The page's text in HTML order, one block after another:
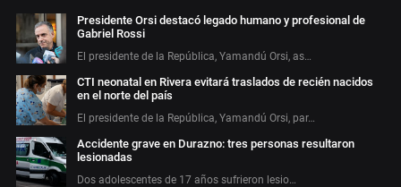
Presidente Orsi destacó legado humano y profesional de
Gabriel Rossi
El presidente de la República, Yamandú Orsi, as…
CTI neonatal en Rivera evitará traslados de recién nacidos
en el norte del país
El presidente de la República, Yamandú Orsi, par…
Accidente grave en Durazno: tres personas resultaron
lesionadas
Dos adolescentes de 17 años sufrieron lesio…